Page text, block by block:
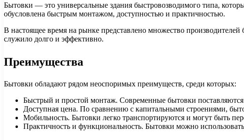
Бытовки — это универсальные здания быстровозводимого типа,
обусловлена быстрым монтажом, доступностью и практичностью.
В настоящее время на рынке представлено множество
служило долго и эффективно.
Преимущества
Бытовки обладают рядом неоспоримых преимуществ, среди которых:
Быстрый и простой монтаж. Современные бытовки поставляются
Доступная цена. По сравнению с капитальными строениями,
Мобильность. Бытовки легко транспортируются и могут быть
Практичность и функциональность. Бытовки можно